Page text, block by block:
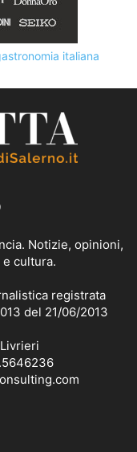
Notizie, opinioni,
cultura.
registrata
del 21/06/2013